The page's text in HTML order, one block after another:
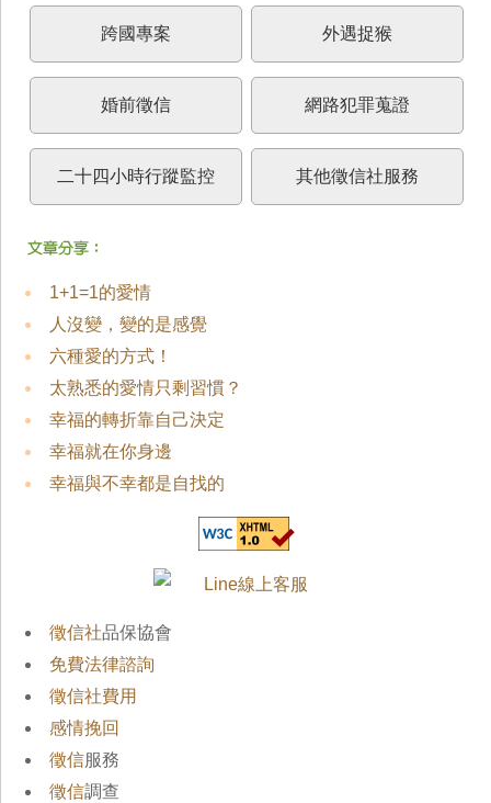
跨國專案 外遇捉猴
婚前徵信 網路犯罪蒐證
二十四小時行蹤監控 其他徵信社服務
1+1=1的愛情
人沒變，變的是感覺
六種愛的方式！
太熟悉的愛情只剩習慣？
幸福的轉折靠自己決定
幸福就在你身邊
幸福與不幸都是自找的
徵信社品保協會
免費法律諮詢
徵信社費用
感情挽回
徵信服務
徵信調查